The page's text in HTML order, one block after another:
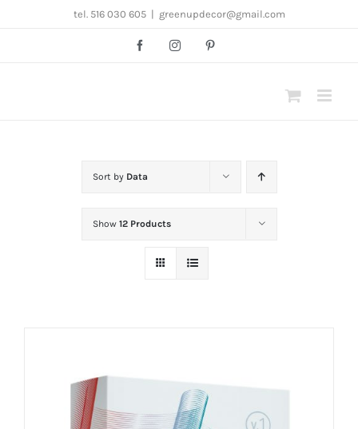
tel. 516 030 605 greenupdecor@gmail.com
FacebookInstagram
Sort by Data
Show 12 Products